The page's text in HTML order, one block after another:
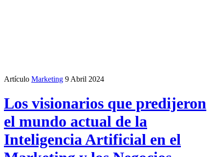
Artículo Marketing 9 Abril 2024
Los visionarios que predijeron
el mundo actual de la
Inteligencia Artificial en el